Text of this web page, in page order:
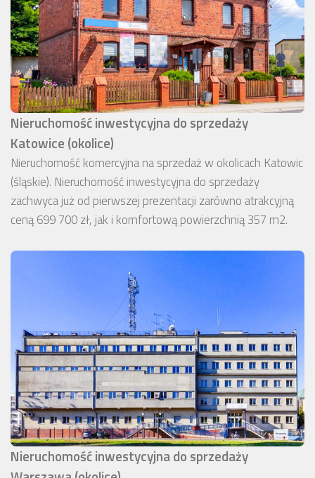
Nieruchomość inwestycyjna do sprzedaży
Katowice (okolice)
Nieruchomość komercyjna na sprzedaż w okolicach Katowic
(śląskie). Nieruchomość inwestycyjna do sprzedaży
zachwyca już od pierwszej prezentacji zarówno atrakcyjną
ceną 699 700 zł, jak i komfortową powierzchnią 357 m2.
Nieruchomość inwestycyjna do sprzedaży